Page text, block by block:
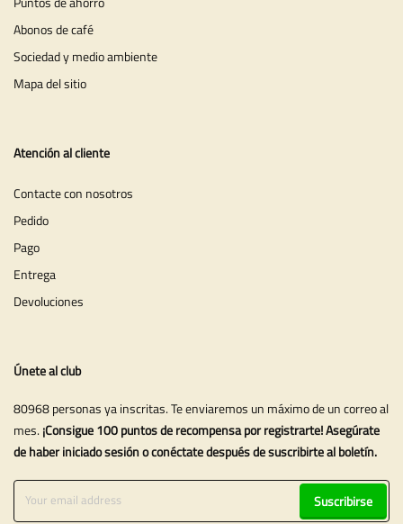
Abonos de café
Sociedad y medio ambiente
Mapa del sitio
Atención al cliente
Contacte con nosotros
Pedido
Pago
Entrega
Devoluciones
Únete al club
80968 personas ya inscritas. Te enviaremos un máximo de un correo al
mes. ¡Consigue 100 puntos de recompensa por registrarte! Asegúrate
de haber iniciado sesión o conéctate después de suscribirte al boletín.
Suscribirse